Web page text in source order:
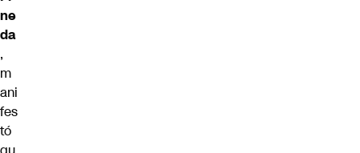
ne
da
,
m
ani
fes
tó